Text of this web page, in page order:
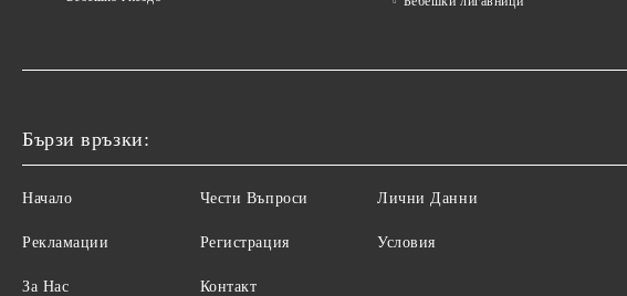
Бързи връзки:
Начало
Рекламации
За Нас
Чести Въпроси
Регистрация
Контакт
Лични Данни
Условия